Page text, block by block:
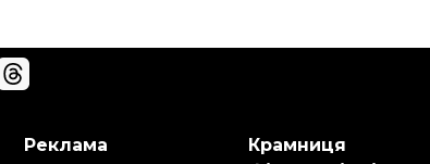
Реклама
Крамниця